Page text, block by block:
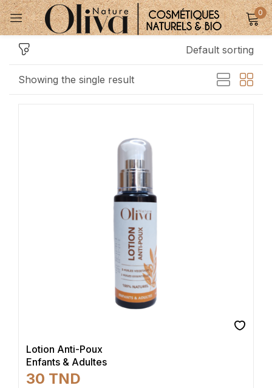
0
Showing the single result
Default sorting
Lotion Anti-Poux
Enfants & Adultes
30 TND
Sign in
Remember me
Se connecter
Create an account